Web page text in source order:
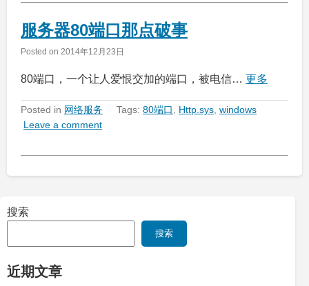
服务器80端口那点破事
Posted on 2014年12月23日
80端口，一个让人爱恨交加的端口，被电信… 更多
Posted in 网络服务 Tags: 80端口 Http.sys windows
Leave a comment
搜索
搜索
近期文章